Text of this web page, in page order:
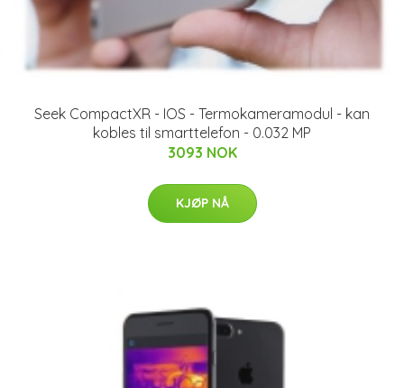
Seek CompactXR - IOS - Termokameramodul - kan
kobles til smarttelefon - 0.032 MP
3093 NOK
KJØP NÅ